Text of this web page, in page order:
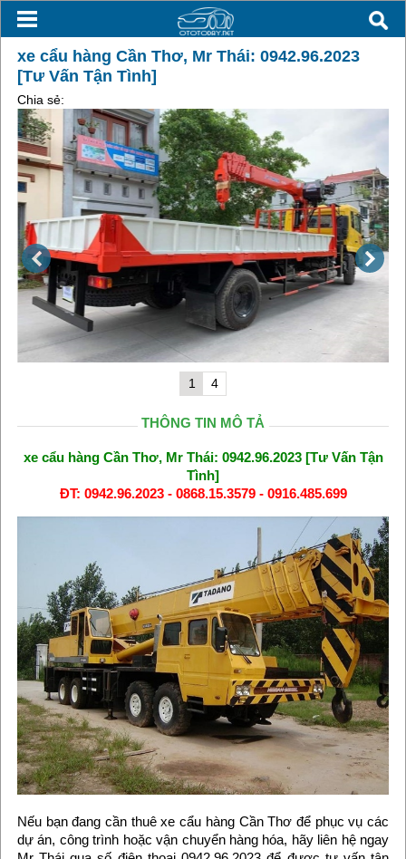
xe cẩu hàng Cần Thơ, Mr Thái: 0942.96.2023
[Tư Vấn Tận Tình]
Chia sẻ:
1 4
THÔNG TIN MÔ TẢ
xe cẩu hàng Cần Thơ, Mr Thái: 0942.96.2023 [Tư Vấn Tận
Tình]
ĐT: 0942.96.2023 - 0868.15.3579 - 0916.485.699
Nếu bạn đang cần thuê xe cẩu hàng Cần Thơ để phục vụ các
dự án, công trình hoặc vận chuyển hàng hóa, hãy liên hệ ngay